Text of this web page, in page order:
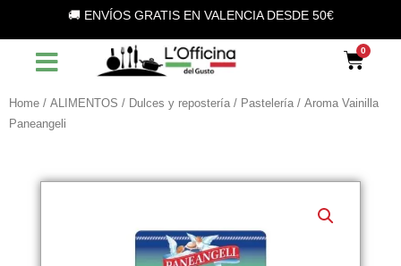
contenuto
🚚 ENVÍOS GRATIS EN VALENCIA DESDE 50€
Home / ALIMENTOS / Dulces y repostería / Pastelería / Aroma Vainilla
Paneangeli